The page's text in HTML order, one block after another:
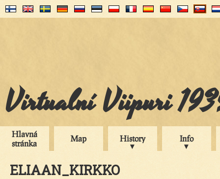
Virtualní Viipuri
Hlavná
stránka
Map History Info
ELIAAN_KIRKKO